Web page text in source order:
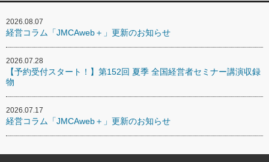
2026.08.07
経営コラム「JMCAweb＋」更新のお知らせ
2026.07.28
【予約受付スタート！】第152回 夏季 全国経営者セミナー講演収録
物
2026.07.17
経営コラム「JMCAweb＋」更新のお知らせ